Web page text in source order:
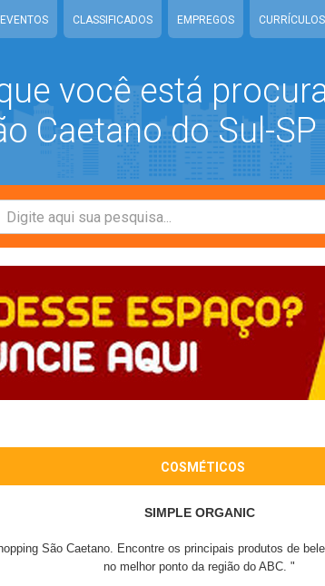
EVENTOS CLASSIFICADOS EMPREGOS CURRÍCULOS
você está
Caetano do Sul-SP
COSMÉTICOS
SIMPLE ORGANIC
São Caetano. Encontre os principais produtos de
no melhor ponto da região do ABC. "